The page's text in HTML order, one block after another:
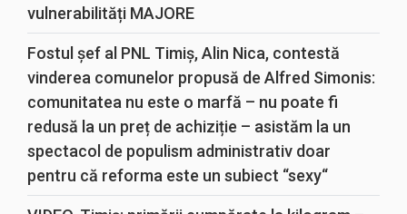
vulnerabilități MAJORE
Fostul șef al PNL Timiș, Alin Nica, contestă
vinderea comunelor propusă de Alfred Simonis:
comunitatea nu este o marfă – nu poate fi
redusă la un preț de achiziție – asistăm la un
spectacol de populism administrativ doar
pentru că reforma este un subiect “sexy“